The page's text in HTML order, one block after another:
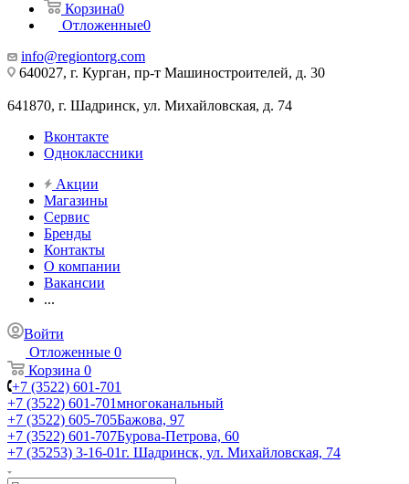
Корзина0
Отложенные0
info@regiontorg.com
640027, г. Курган, пр-т Машиностроителей, д. 30
641870, г. Шадринск, ул. Михайловская, д. 74
Вконтакте
Одноклассники
Акции
Магазины
Сервис
Бренды
Контакты
О компании
Вакансии
...
Войти
Отложенные 0
Корзина 0
+7 (3522) 601-701
+7 (3522) 601-701многоканальный
+7 (3522) 605-705Бажова, 97
+7 (3522) 601-707Бурова-Петрова, 60
+7 (35253) 3-16-01г. Шадринск, ул. Михайловская, 74